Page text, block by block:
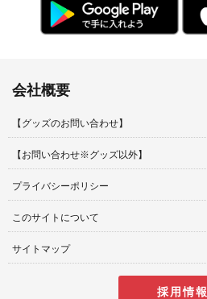
会社概要
【グッズのお問い合わせ】
【お問い合わせ※グッズ以外】
プライバシーポリシー
このサイトについて
サイトマップ
採用情報